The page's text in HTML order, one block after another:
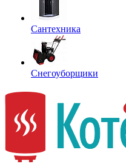
Сантехника
Снегоуборщики